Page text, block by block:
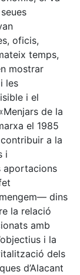
oficis,
temps,
mostrar
les
i el
de la
el 1985
a la
i
aportacions
dins
la relació
amb
i la
dels
d’Alacant